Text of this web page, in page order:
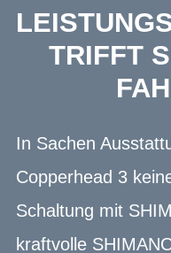
TRIFFT
In Sachen
Copperhead 3
Schaltung mit
kraftvolle